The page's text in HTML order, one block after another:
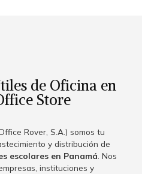
de Oficina en
Store
Rover, S.A.) somos tu
y distribución de
escolares en Panamá . Nos
instituciones y